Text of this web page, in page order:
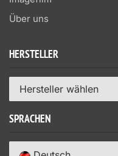
Über uns
HERSTELLER
Hersteller wählen
SPRACHEN